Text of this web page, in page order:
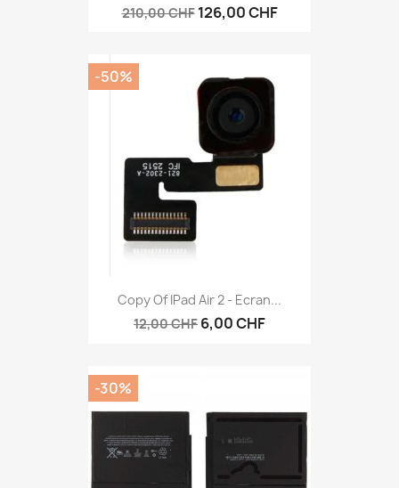
210,00 CHF 126,00 CHF
Copy Of IPad Air 2 - Ecran...
12,00 CHF 6,00 CHF
-50%
-30%